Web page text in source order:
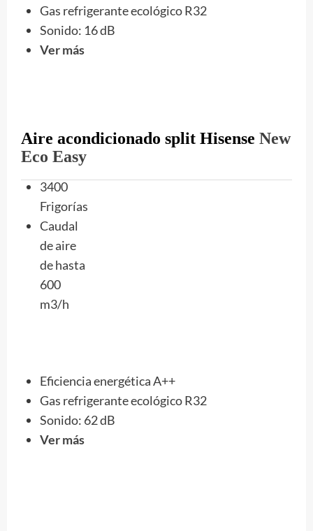
Gas refrigerante ecológico R32
Sonido: ‎16 dB
Ver más
Aire acondicionado split Hisense New
Eco Easy
3400
Frigorías
Caudal
de aire
de hasta
600
m3/h
Eficiencia energética A++
Gas refrigerante ecológico R32
Sonido: ‎62 dB
Ver más